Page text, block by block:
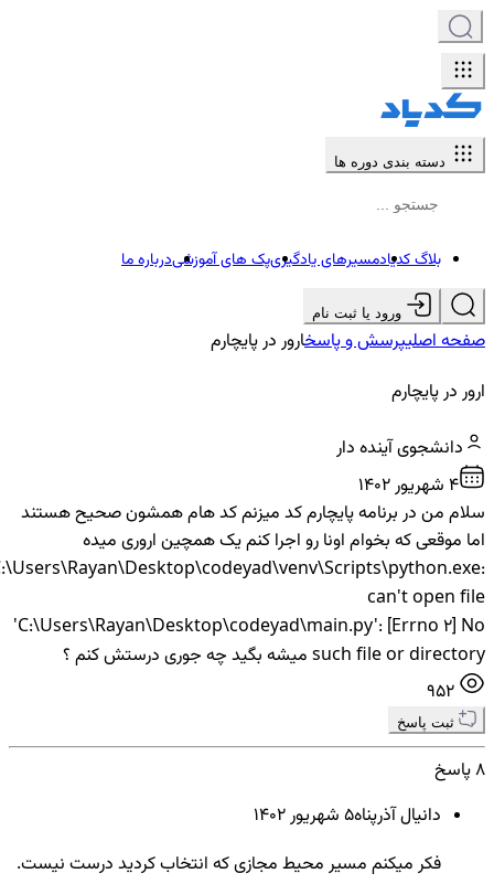
دسته بندی دوره ها
بلاگ کدیادمسیرهای یادگیریپک های آموزشیدرباره ما
ورود یا ثبت نام
صفحه اصلیپرسش و پاسخارور در پایچارم
ارور در پایچارم
دانشجوی آینده دار
4 شهريور ۱۴۰۲
سلام من در برنامه پایچارم کد میزنم کد هام همشون صحیح هستند
اما موقعی که بخوام اونا رو اجرا کنم یک همچین اروری میده
can't open file
'C:\Users\Rayan\Desktop\codeyad\main.py': [Errno 2] No
such file or directory میشه بگید چه جوری درستش کنم ؟
ثبت پاسخ
8 پاسخ
دانیال آذرپناه5 شهريور ۱۴۰۲
فکر میکنم مسیر محیط مجازی که انتخاب کردید درست نیست.